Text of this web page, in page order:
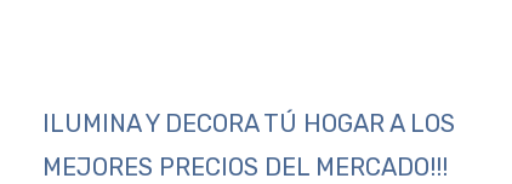
ILUMINA Y DECORA TÚ HOGAR A LOS
MEJORES PRECIOS DEL MERCADO!!!